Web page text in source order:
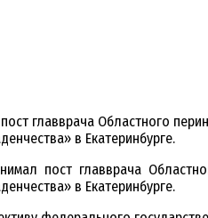
главврача Областного
в Екатеринбурге.
пост главврача
в Екатеринбурге.